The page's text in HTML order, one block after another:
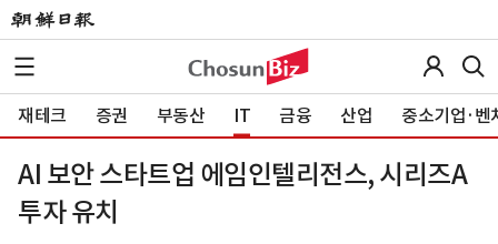
재테크 증권 부동산 IT 금융 산업 중소기업·벤
AI 보안 스타트업 에임인텔리전스, 시리즈A
투자 유치